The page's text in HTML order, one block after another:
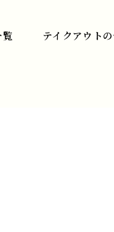
覧 テイクアウト